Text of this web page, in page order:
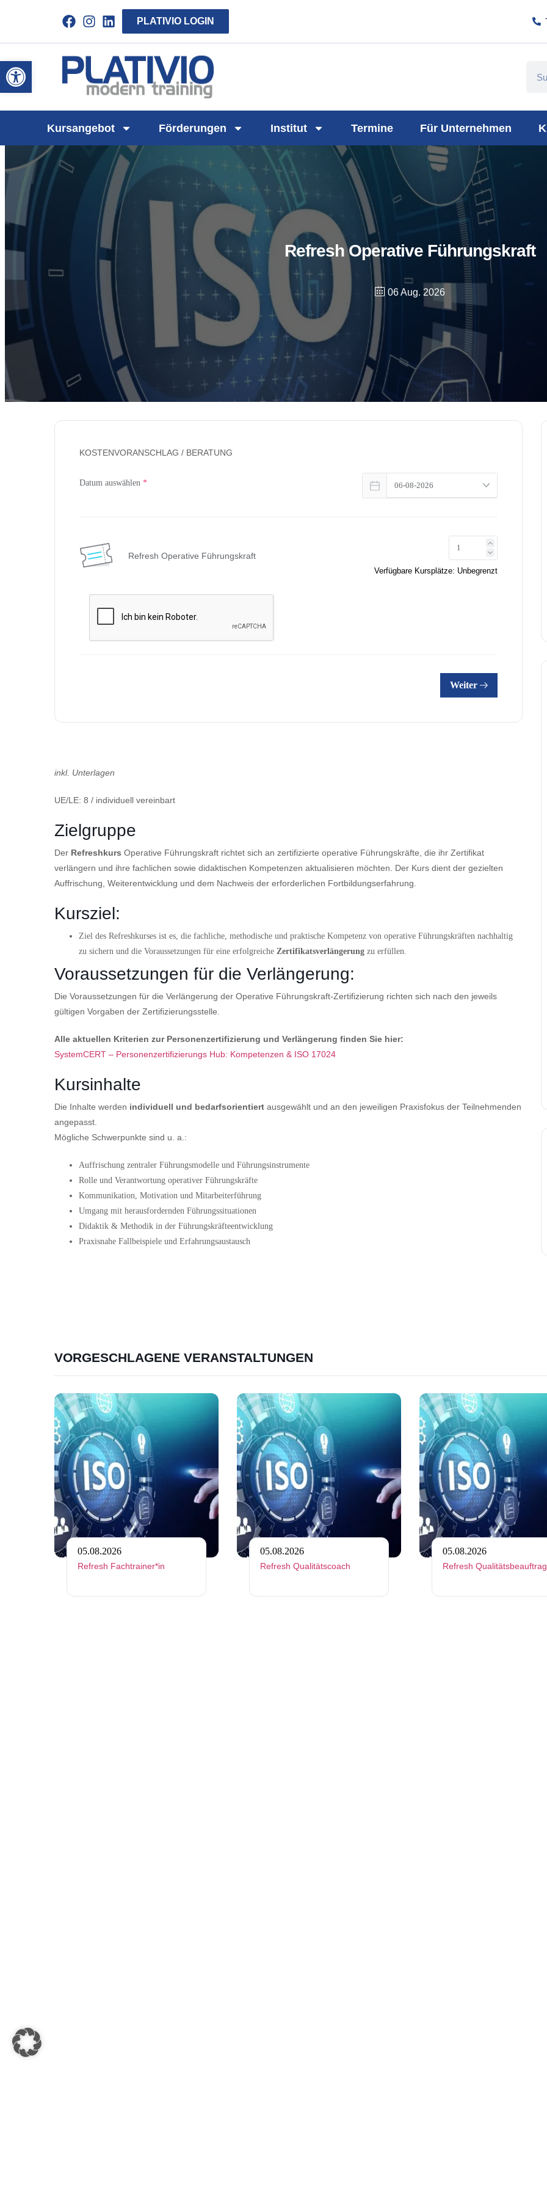
Werkzeugleiste öffnen
Link zu https://www.linkedin.com/company/plativio-modern-training-gmbh/
PLATIVIO LOGIN
Link zu https://www.plativio.at
Kursangebot Förderungen Institut Termine Für Unternehmen
Refresh Operative Führungskraft
06 Aug. 2026
inkl. Unterlagen
UE/LE: 8 / individuell vereinbart
Zielgruppe
Der Refreshkurs Operative Führungskraft richtet sich an zertifizierte operative Führungskräfte, die ihr Zertifikat
verlängern und ihre fachlichen sowie didaktischen Kompetenzen aktualisieren möchten. Der Kurs dient der gezielten
Auffrischung, Weiterentwicklung und dem Nachweis der erforderlichen Fortbildungserfahrung.
Kursziel:
Ziel des Refreshkurses ist es, die fachliche, methodische und praktische Kompetenz von operative Führungskräften nachhaltig
zu sichern und die Voraussetzungen für eine erfolgreiche Zertifikatsverlängerung zu erfüllen.
Voraussetzungen für die Verlängerung:
Die Voraussetzungen für die Verlängerung der Operative Führungskraft-Zertifizierung richten sich nach den jeweils
gültigen Vorgaben der Zertifizierungsstelle.
Alle aktuellen Kriterien zur Personenzertifizierung und Verlängerung finden Sie hier:
Link zu https://www.systemcert.at/zertifizierungen/personenzertifizierungs-hub
SystemCERT – Personenzertifizierungs Hub: Kompetenzen & ISO 17024
Kursinhalte
Die Inhalte werden individuell und bedarfsorientiert ausgewählt und an den jeweiligen Praxisfokus der Teilnehmenden
angepasst.
Mögliche Schwerpunkte sind u. a.:
Auffrischung zentraler Führungsmodelle und Führungsinstrumente
Rolle und Verantwortung operativer Führungskräfte
Kommunikation, Motivation und Mitarbeiterführung
Umgang mit herausfordernden Führungssituationen
Didaktik & Methodik in der Führungskräfteentwicklung
Praxisnahe Fallbeispiele und Erfahrungsaustausch
KOSTENVORANSCHLAG / BERATUNG
Datum auswählen *
Refresh Operative Führungskraft
Link zu #
Link zu #
Verfügbare Kursplätze: Unbegrenzt
Weiter
VORGESCHLAGENE VERANSTALTUNGEN
Link zu https://www.plativio.at/events/refresh-fachtrainerin/?occurrence=2026-08-05
05.08.2026
Refresh Fachtrainer*in
Link zu https://www.plativio.at/
05.08.2026
Refresh Qualitätscoach
05.08.2026
Refresh